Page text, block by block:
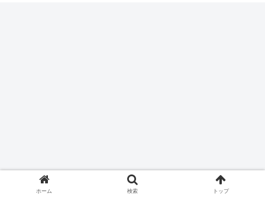
ホーム 検索 トップ